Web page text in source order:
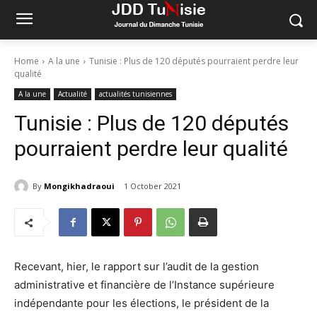
Home A la une
Tunisie : Plus de 120 députés pourraient perdre leur
qualité
A la une Actualité actualités tunisiennes
Tunisie : Plus de 120 députés
pourraient perdre leur qualité
By Mongikhadraoui 1 October 2021
Recevant, hier, le rapport sur l’audit de la gestion
administrative et financière de l’Instance supérieure
indépendante pour les élections, le président de la